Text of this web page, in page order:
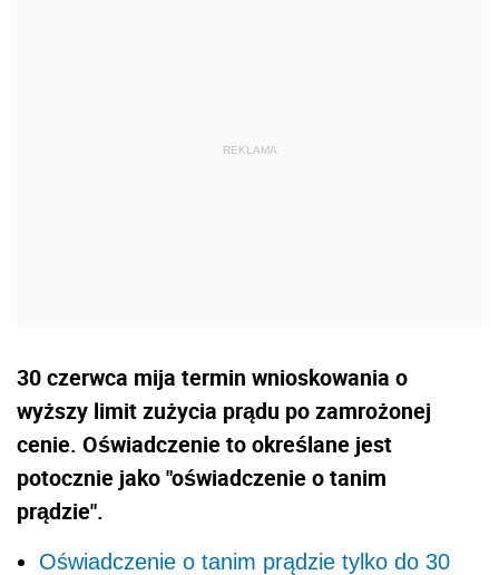
30 czerwca mija termin wnioskowania o
wyższy limit zużycia prądu po zamrożonej
cenie. Oświadczenie to określane jest
potocznie jako "oświadczenie o tanim
prądzie".
Oświadczenie o tanim prądzie tylko do 30